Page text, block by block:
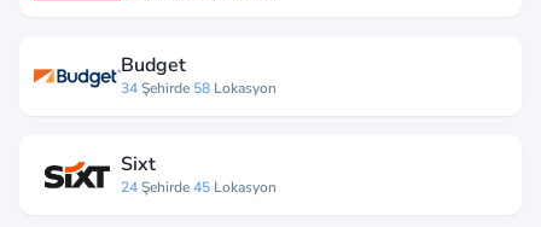
Budget
34Şehirde 58 Lokasyon
Sixt
24Şehirde45 Lokasyon